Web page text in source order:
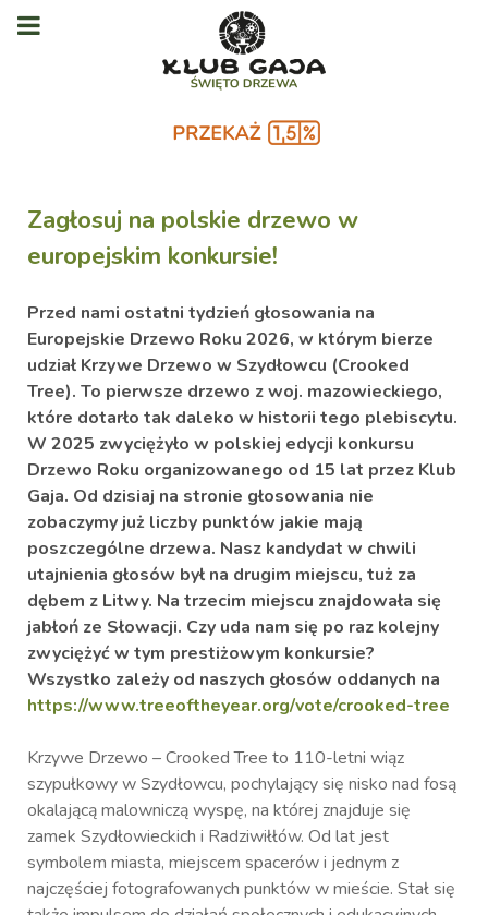
Zagłosuj na polskie drzewo w
europejskim konkursie!
Przed nami ostatni tydzień głosowania na
Europejskie Drzewo Roku 2026, w którym bierze
udział Krzywe Drzewo w Szydłowcu (Crooked
Tree). To pierwsze drzewo z woj. mazowieckiego,
które dotarło tak daleko w historii tego plebiscytu.
W 2025 zwyciężyło w polskiej edycji konkursu
Drzewo Roku organizowanego od 15 lat przez Klub
Gaja. Od dzisiaj na stronie głosowania nie
zobaczymy już liczby punktów jakie mają
poszczególne drzewa. Nasz kandydat w chwili
utajnienia głosów był na drugim miejscu, tuż za
dębem z Litwy. Na trzecim miejscu znajdowała się
jabłoń ze Słowacji. Czy uda nam się po raz kolejny
zwyciężyć w tym prestiżowym konkursie?
Wszystko zależy od naszych głosów oddanych na
https://www.treeoftheyear.org/vote/crooked-tree
Krzywe Drzewo – Crooked Tree to 110-letni wiąz
szypułkowy w Szydłowcu, pochylający się nisko nad fosą
okalającą malowniczą wyspę, na której znajduje się
zamek Szydłowieckich i Radziwiłłów. Od lat jest
symbolem miasta, miejscem spacerów i jednym z
najczęściej fotografowanych punktów w mieście. Stał się